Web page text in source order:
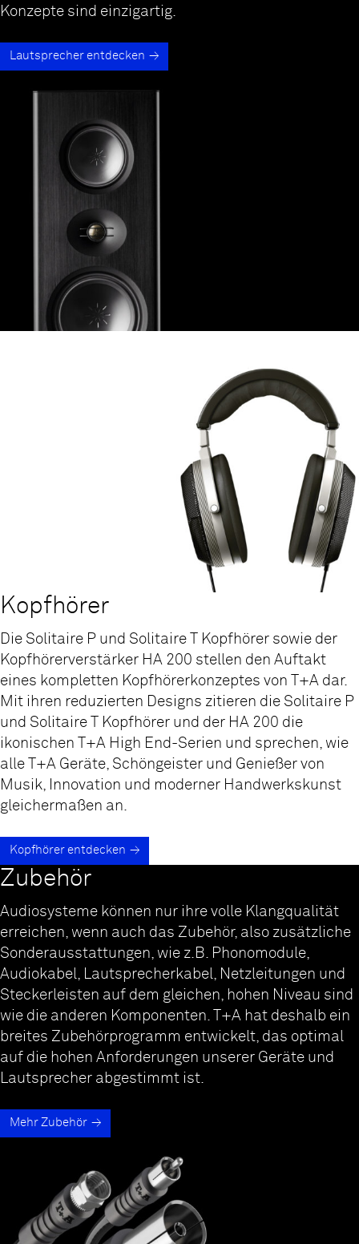
Konzepte sind einzigartig.
Lautsprecher entdecken
Kopfhörer
Die Solitaire P und Solitaire T Kopfhörer sowie der
Kopfhörerverstärker HA 200 stellen den Auftakt
eines kompletten Kopfhörerkonzeptes von T+A dar.
Mit ihren reduzierten Designs zitieren die Solitaire P
und Solitaire T Kopfhörer und der HA 200 die
ikonischen T+A High End-Serien und sprechen, wie
alle T+A Geräte, Schöngeister und Genießer von
Musik, Innovation und moderner Handwerkskunst
gleichermaßen an.
Kopfhörer entdecken
Zubehör
Audiosysteme können nur ihre volle Klangqualität
erreichen, wenn auch das Zubehör, also zusätzliche
Sonderausstattungen, wie z.B. Phonomodule,
Audiokabel, Lautsprecherkabel, Netzleitungen und
Steckerleisten auf dem gleichen, hohen Niveau sind
wie die anderen Komponenten. T+A hat deshalb ein
breites Zubehörprogramm entwickelt, das optimal
auf die hohen Anforderungen unserer Geräte und
Lautsprecher abgestimmt ist.
Mehr Zubehör